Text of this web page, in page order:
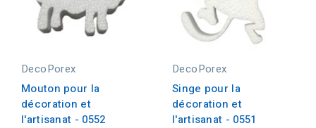
DecoPorex
Mouton pour la
décoration et
l'artisanat - 0552
DecoPorex
Singe pour la
décoration et
l'artisanat - 0551